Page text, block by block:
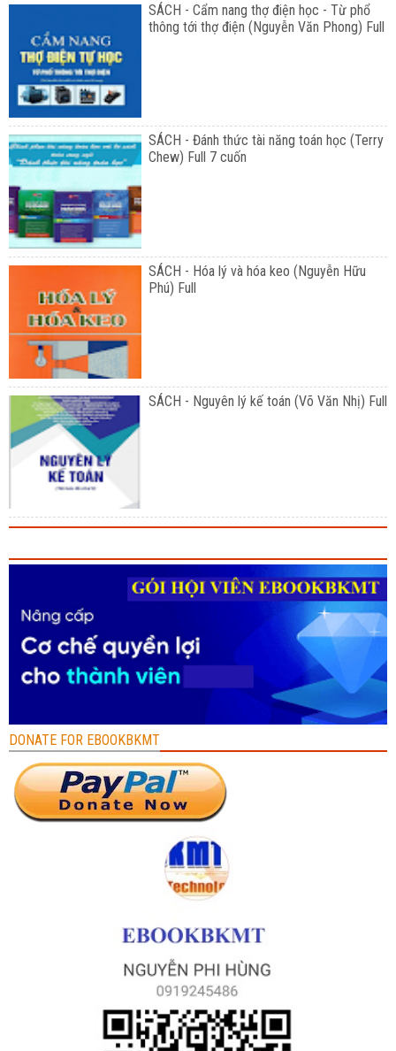
SÁCH - Cẩm nang thợ điện học - Từ phổ
thông tới thợ điện (Nguyễn Văn Phong) Full
SÁCH - Đánh thức tài năng toán học (Terry
Chew) Full 7 cuốn
SÁCH - Hóa lý và hóa keo (Nguyễn Hữu
Phú) Full
SÁCH - Nguyên lý kế toán (Võ Văn Nhị) Full
DONATE FOR EBOOKBKMT